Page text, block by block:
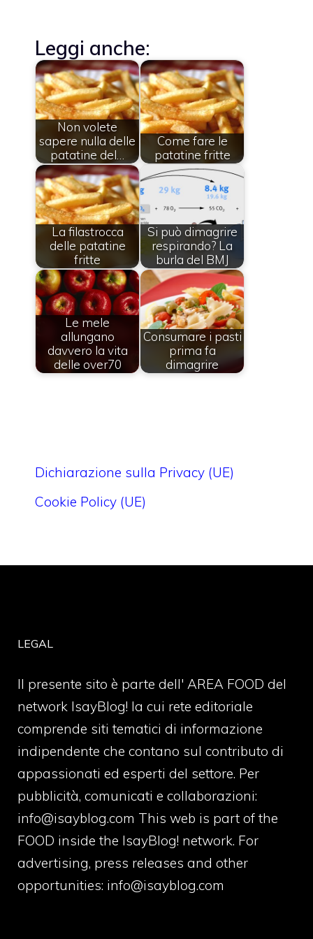
Leggi anche:
Non volete
sapere nulla delle
patatine del…
Come fare le
patatine fritte
La filastrocca
delle patatine
fritte
Si può dimagrire
respirando? La
burla del BMJ
Le mele
allungano
davvero la vita
delle over70
Consumare i pasti
prima fa
dimagrire
Dichiarazione sulla Privacy (UE)
Cookie Policy (UE)
LEGAL
Il presente sito è parte dell' AREA FOOD del
network IsayBlog! la cui rete editoriale
comprende siti tematici di informazione
indipendente che contano sul contributo di
appassionati ed esperti del settore. Per
pubblicità, comunicati e collaborazioni:
info@isayblog.com This web is part of the
FOOD inside the IsayBlog! network. For
advertising, press releases and other
opportunities: info@isayblog.com